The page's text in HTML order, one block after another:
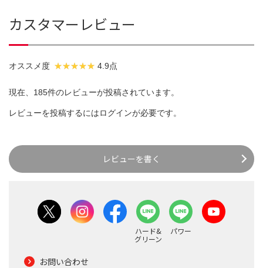
カスタマーレビュー
オススメ度 4.9点
現在、185件のレビューが投稿されています。
レビューを投稿するにはログインが必要です。
レビューを書く
ハード&
グリーン
パワー
お問い合わせ